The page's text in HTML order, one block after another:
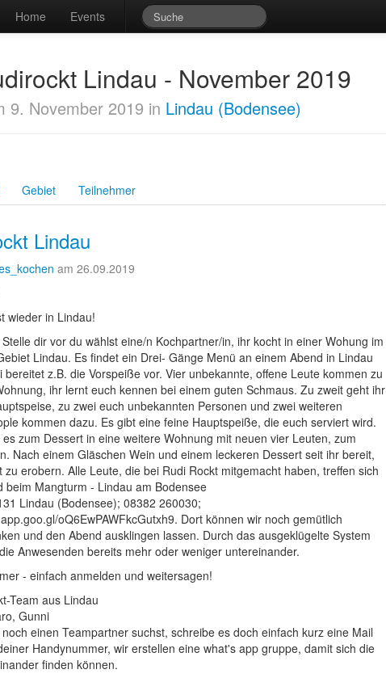
Home Events
Lindau - November 2019
9. November 2019 in Lindau (Bodensee)
Gebiet Teilnehmer
Lindau
am 26.09.2019
wieder in Lindau!
dir vor du wählst eine/n Kochpartner/in, ihr kocht in einer Wohung im
Lindau. Es findet ein Drei- Gänge Menü an einem Abend in Lindau
bereitet z.B. die Vorspeiße vor. Vier unbekannte, offene Leute kommen zu
ihr lernt euch kennen bei einem guten Schmaus. Zu zweit geht ihr
zu zwei euch unbekannten Personen und zwei weiteren
kommen dazu. Es gibt eine feine Hauptspeiße, die euch serviert wird.
zum Dessert in eine weitere Wohnung mit neuen vier Leuten, zum
Nach einem Gläschen Wein und einem leckeren Dessert seit ihr bereit,
zu erobern. Alle Leute, die bei Rudi Rockt mitgemacht haben, treffen sich
beim Mangturm - Lindau am Bodensee
Lindau (Bodensee); 08382 260030;
oQ6EwPAWFkcGutxh9. Dort können wir noch gemütlich
und den Abend ausklingen lassen. Durch das ausgeklügelte System
Anwesenden bereits mehr oder weniger untereinander.
- einfach anmelden und weitersagen!
Team aus Lindau
Gunni
einen Teampartner suchst, schreibe es doch einfach kurz eine Mail
Handynummer, wir erstellen eine what's app gruppe, damit sich die
finden können.